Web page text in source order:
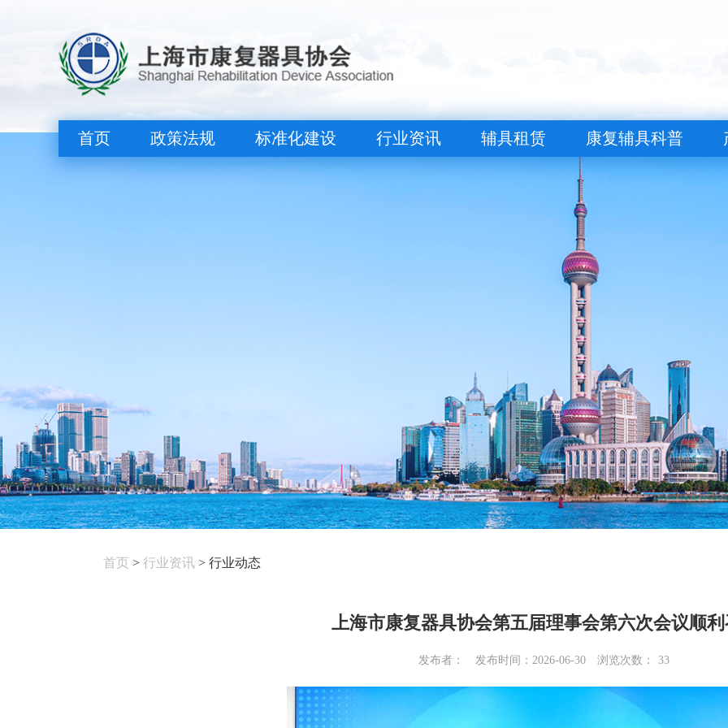
首页 政策法规 标准化建设 行业资讯 辅具租赁 康复辅具科普
首页 > 行业资讯 > 行业动态
上海市康复器具协会第五届理事会第六次会议顺
发布者： 发布时间：2026-06-30 浏览次数： 33